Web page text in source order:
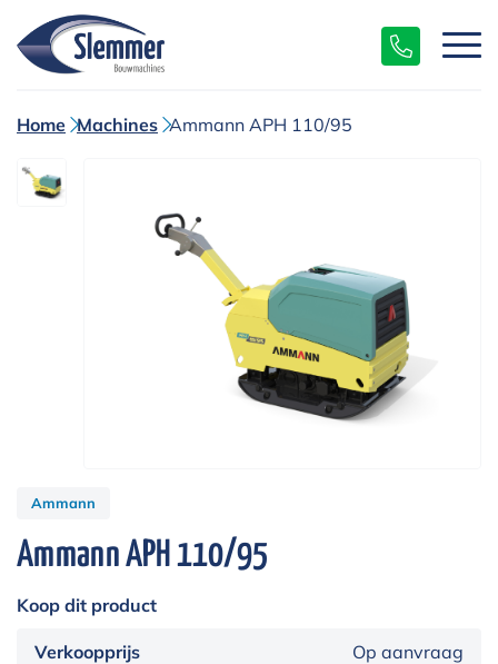
Home Machines Ammann APH 110/95
Ammann
Ammann APH 110/95
Koop dit product
Verkoopprijs Op aanvraag